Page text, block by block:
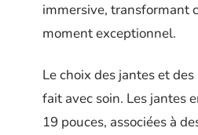
immersive, transformant
moment exceptionnel.
Le choix des jantes et
fait avec soin. Les jantes
19 pouces, associées à